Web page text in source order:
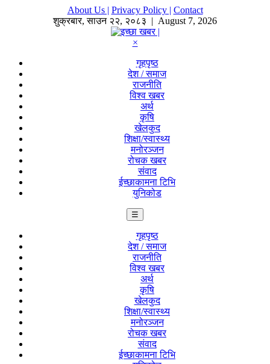
About Us | Privacy Policy | Contact
शुक्रबार,साउन २२, २०८३ | August 7, 2026
×
गृहपृष्ठ
देश / समाज
राजनीति
विश्व खबर
अर्थ
कृषि
खेलकुद
शिक्षा/स्वास्थ्य
मनोरञ्जन
रोचक खबर
संवाद
ईच्छाकामना टिभि
युनिकोड
☰
गृहपृष्ठ
देश / समाज
राजनीति
विश्व खबर
अर्थ
कृषि
खेलकुद
शिक्षा/स्वास्थ्य
मनोरञ्जन
रोचक खबर
संवाद
ईच्छाकामना टिभि